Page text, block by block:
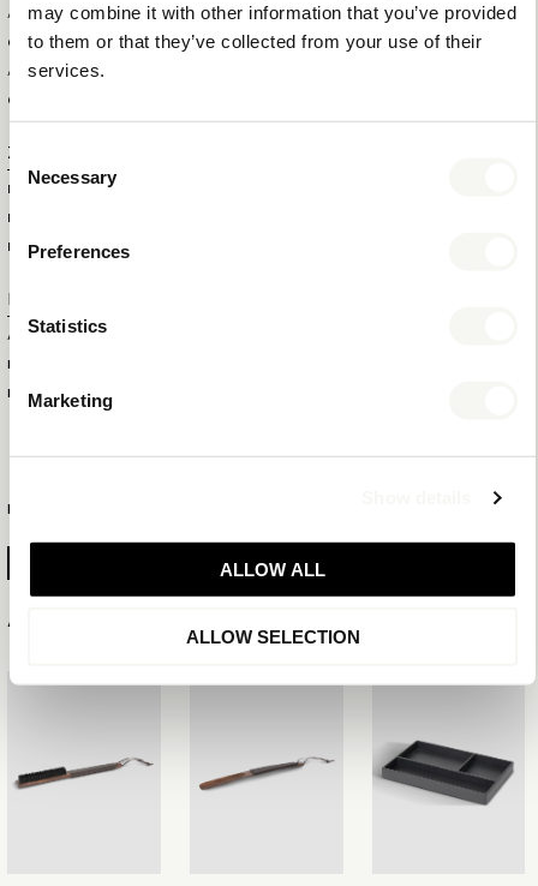
may combine it with other information that you’ve provided
to them or that they’ve collected from your use of their
services.
Consent
Selection
Necessary
Preferences
Statistics
Marketing
ALLOW ALL
ALLOW SELECTION
ARTIKELS
GESAMTMENGE IN DER
AUSSENBOX
10
GESAMTMENGE PRO PALETTE
Zusatzinformation
MARKE
FARBE
MATERIAL
Produktnummer
ARTIKELNUMMER
EAN
KOLLEKTION
MEHR INFORMATIONEN
PRODUKTBLATT ERSTELLEN
Ähnliche Artikel